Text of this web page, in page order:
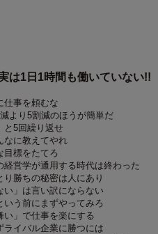
は1日1時間も働いていない!!
仕事を頼むな
より5割減のほうが簡単だ
と5回繰り返せ
なに教えてやれ
目標をたてろ
経営学が通用する時代は終わった
り勝ちの秘密は人にあり
い」は言い訳にならない
いう前にまずやってみろ
い」で仕事を楽にする
ライバル企業に勝つには